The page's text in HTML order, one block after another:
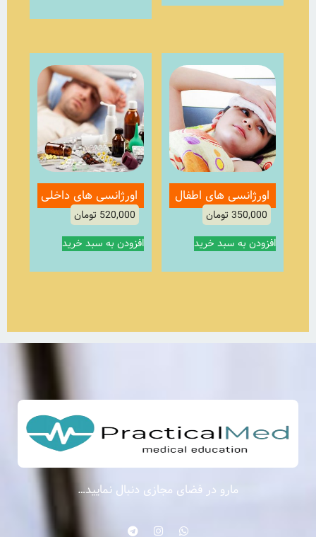
اورژانسی های اطفال
350,000 تومان
افزودن به سبد خرید
اورژانسی های داخلی
520,000 تومان
افزودن به سبد خرید
مارو در فضای مجازی دنبال نمایید…